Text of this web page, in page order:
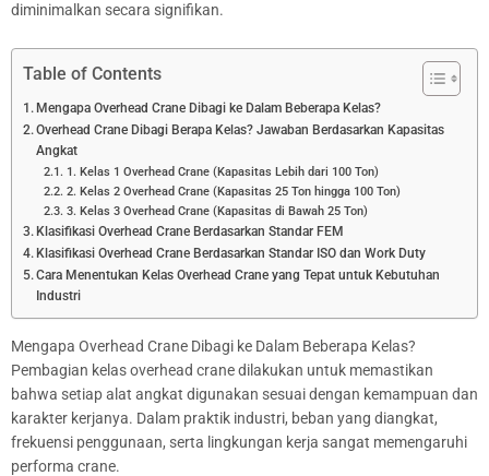
diminimalkan secara signifikan.
Table of Contents
Mengapa Overhead Crane Dibagi ke Dalam Beberapa Kelas?
Overhead Crane Dibagi Berapa Kelas? Jawaban Berdasarkan Kapasitas
Angkat
1. Kelas 1 Overhead Crane (Kapasitas Lebih dari 100 Ton)
2. Kelas 2 Overhead Crane (Kapasitas 25 Ton hingga 100 Ton)
3. Kelas 3 Overhead Crane (Kapasitas di Bawah 25 Ton)
Klasifikasi Overhead Crane Berdasarkan Standar FEM
Klasifikasi Overhead Crane Berdasarkan Standar ISO dan Work Duty
Cara Menentukan Kelas Overhead Crane yang Tepat untuk Kebutuhan
Industri
Mengapa Overhead Crane Dibagi ke Dalam Beberapa Kelas?
Pembagian kelas overhead crane dilakukan untuk memastikan
bahwa setiap alat angkat digunakan sesuai dengan kemampuan dan
karakter kerjanya. Dalam praktik industri, beban yang diangkat,
frekuensi penggunaan, serta lingkungan kerja sangat memengaruhi
performa crane.